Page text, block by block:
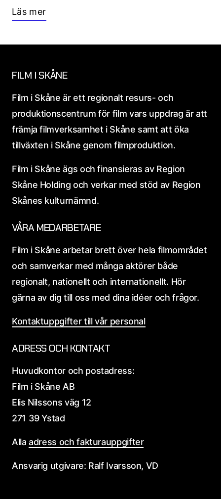
Läs mer
FILM I SKÅNE
Film i Skåne är ett regionalt resurs- och
produktionscentrum för film vars uppdrag är att
främja filmverksamhet i Skåne samt att öka
tillväxten i Skåne genom filmproduktion.
Film i Skåne ägs och finansieras av Region
Skåne Holding och verkar med stöd av Region
Skånes kulturnämnd.
VÅRA MEDARBETARE
Film i Skåne arbetar brett över hela filmområdet
och samverkar med många aktörer både
regionalt, nationellt och internationellt. Hör
gärna av dig till oss med dina idéer och frågor.
Kontaktuppgifter till vår personal
ADRESS OCH KONTAKT
Huvudkontor och postadress:
Film i Skåne AB
Elis Nilssons väg 12
271 39 Ystad
Allaadress och fakturauppgifter
Ansvarig utgivare: Ralf Ivarsson, VD